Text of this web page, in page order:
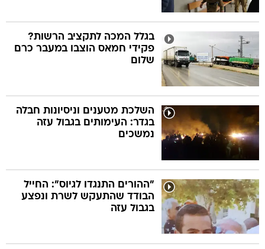
בגלל המכה לתקציב הרשות?
פקידי חמאס הוצבו במעבר כרם
שלום
השלכת מטענים וניסיונות חבלה
בגדר: העימותים בגבול עזה
נמשכים
"ההורים התנגדו לגיוס": החייל
הבודד שהתעקש לשרת ונפצע
בגבול עזה